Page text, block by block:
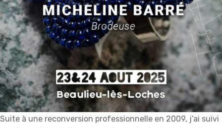
Suite à une reconversion professionnelle en 2009, j’ai suivi